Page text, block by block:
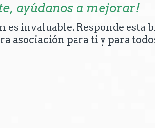
ayúdanos a mejorar!
invaluable. Responde esta
asociación para ti y para